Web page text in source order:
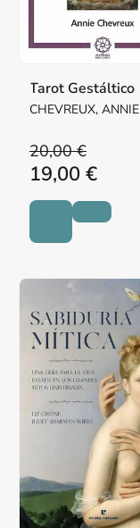
Tarot Gestáltico
CHEVREUX, ANNIE
20,00 €
19,00 €